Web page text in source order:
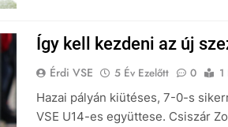
Így kell kezdeni az új
Érdi VSE 5 Év Ezelőtt 0
1
Hazai pályán kiütéses, 7-0-s
VSE U14-es együttese. Csiszár